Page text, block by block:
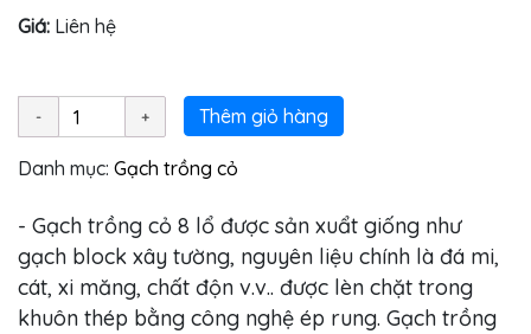
Giá: Liên hệ
Thêm giỏ hàng
Danh mục: Gạch trồng cỏ
- Gạch trồng cỏ 8 lổ được sản xuẩt giống như
gạch block xây tường, nguyên liệu chính là đá mi,
cát, xi măng, chất độn v.v.. được lèn chặt trong
khuôn thép bằng công nghệ ép rung. Gạch trồng